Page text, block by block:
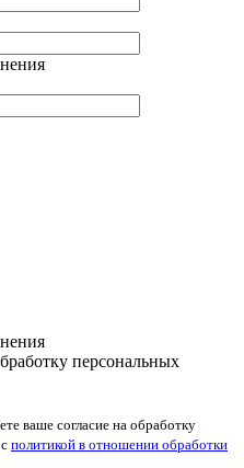
персональных
ваше согласие на обработку
политикой в отношении обработки